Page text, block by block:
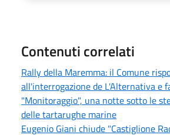
Contenuti correlati
Rally della Maremma: il Comune
all'interrogazione de L'Alternativa e
"Monitoraggio", una notte sotto le
delle tartarughe marine
Eugenio Giani chiude "Castiglione